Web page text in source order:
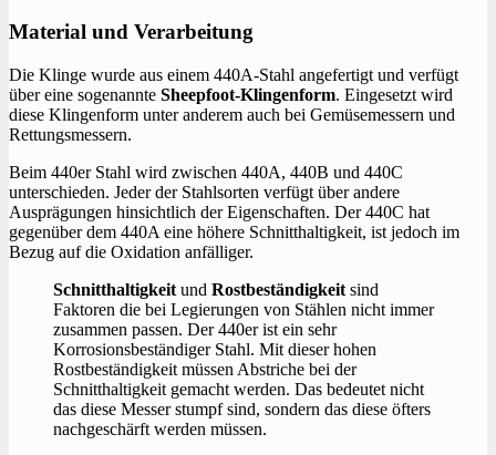
Material und Verarbeitung
Die Klinge wurde aus einem 440A-Stahl angefertigt und verfügt
über eine sogenannte Sheepfoot-Klingenform. Eingesetzt wird
diese Klingenform unter anderem auch bei Gemüsemessern und
Rettungsmessern.
Beim 440er Stahl wird zwischen 440A, 440B und 440C
unterschieden. Jeder der Stahlsorten verfügt über andere
Ausprägungen hinsichtlich der Eigenschaften. Der 440C hat
gegenüber dem 440A eine höhere Schnitthaltigkeit, ist jedoch im
Bezug auf die Oxidation anfälliger.
Schnitthaltigkeit und Rostbeständigkeit sind
Faktoren die bei Legierungen von Stählen nicht immer
zusammen passen. Der 440er ist ein sehr
Korrosionsbeständiger Stahl. Mit dieser hohen
Rostbeständigkeit müssen Abstriche bei der
Schnitthaltigkeit gemacht werden. Das bedeutet nicht
das diese Messer stumpf sind, sondern das diese öfters
nachgeschärft werden müssen.